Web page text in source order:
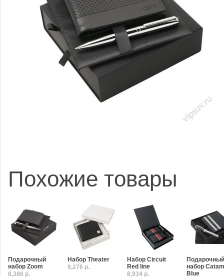
Похожие товары
Подарочный
набор Zoom
8,386 р.
Набор Theater
9,276 р.
Набор Circuit
Red line
8,934 р.
Подарочный
набор
Blue